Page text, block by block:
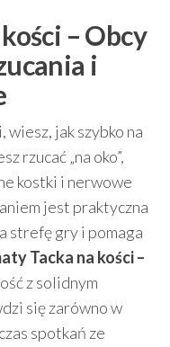
– Obcy
i
wiesz, jak szybko na
rzucać „na oko”,
kostki i nerwowe
jest praktyczna
strefę gry i pomaga
Tacka na kości –
z solidnym
się zarówno w
spotkań ze